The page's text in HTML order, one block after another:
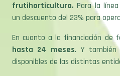
frutihorticultura. Para la
un descuento del 23% para
En cuanto a la financiación de
hasta 24 meses. Y también
disponibles de las distintas